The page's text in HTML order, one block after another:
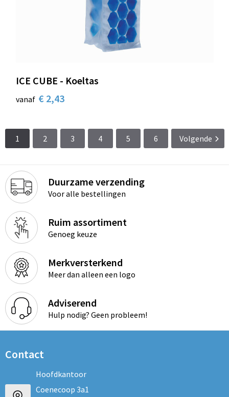
ICE CUBE - Koeltas
vanaf € 2,43
1 2 3 4 5 6 Volgende
Duurzame verzending
Voor alle bestellingen
Ruim assortiment
Genoeg keuze
Merkversterkend
Meer dan alleen een logo
Adviserend
Hulp nodig? Geen probleem!
Contact
Hoofdkantoor
Coenecoop 3a1